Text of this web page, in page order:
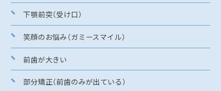
下顎前突（受け口）
笑顔のお悩み（ガミースマイル）
前歯が大きい
部分矯正（前歯のみが出ている）